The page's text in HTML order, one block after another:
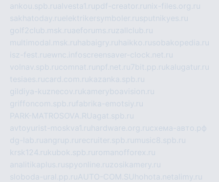
ankou.spb.rualvesta1.rupdf-creator.ru nix-files.org.ru
sakhatoday.ruelektrikersymboler.rusputnikyes.ru
golf2club.msk.ruaeforums.ruzallclub.ru
multimodal.msk.ru habaigry.ru haikko.rusobakopedia.ru
isz-fest.ruewnc.infoscreensaver-clock.net.ru
volnav.spb.rucomnat.ru npf.net.ru 7bit.pp.rukalugatur.ru
tesiaes.rucard.com.rukazanka.spb.ru
gildiya-kuznecov.rukameryboavision.ru
griffoncom.spb.rufabrika-emotsiy.ru
PARK-MATROSOVA.RUagat.spb.ru
avtoyurist-moskva1.ru hardware.org.ruсхема-авто.рф
dg-lab.ruangrup.ru recruiter.spb.ru music8.spb.ru
krsk124.rukubok.spb.ru romanofforex.ru
analitikaplus.ruspyonline.ruzosikamery.ru
sloboda-ural.pp.ruAUTO-COM.SU hohota.net alimy.ru